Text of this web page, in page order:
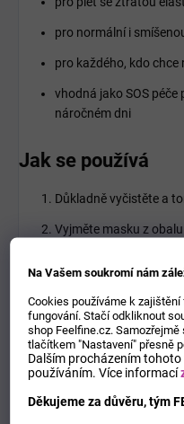
Na Vašem soukromí nám
Cookies používáme k
fungování. Stačí odkliknout
shop Feelfine.cz.
tlačítkem "Nastavení" přesně
Dalším procházením
používáním.Více informací
Děkujeme za důvěru, tým
pro normální i
pro každého, kdo
vhodná jako SOS
náročném dni
Jak se používá
Důkladně vyčistěte a
Vyjměte masku z
pokožky.
Neoplachujte.
potřeba.
Časté otázky